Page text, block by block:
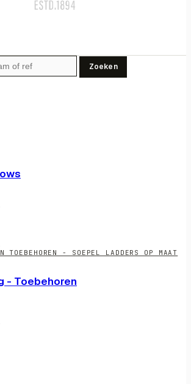
Zoeken
TOEBEHOREN - SOEPEL LADDERS OP MAAT
- Toebehoren